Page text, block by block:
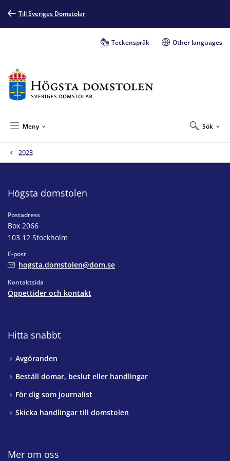
Till Sveriges Domstolar
Teckenspråk Other languages
Sök
Meny
2023
Högsta domstolen
Postadress
Box 2066
103 12 Stockholm
E-post
hogsta.domstolen@dom.se
Kontaktsida
Öppettider och kontakt
Hitta snabbt
Avgöranden
Beställ domar, beslut eller handlingar
För dig som journalist
Skicka handlingar till domstolen
Mer om oss